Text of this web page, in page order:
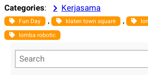
Categories: Kerjasama
Fun Day , klaten town square ,
lomba robotic
e